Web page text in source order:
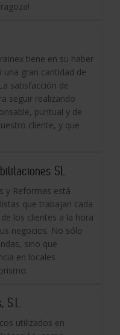
tiene en su haber
una gran cantidad de
satisfacción de
seguir realizando
puntual y de
cliente, y que
SL
y Reformas está
que trabajan cada
los clientes a la hora
negocios. No sólo
sino que
en locales
S.L.
utilizados en